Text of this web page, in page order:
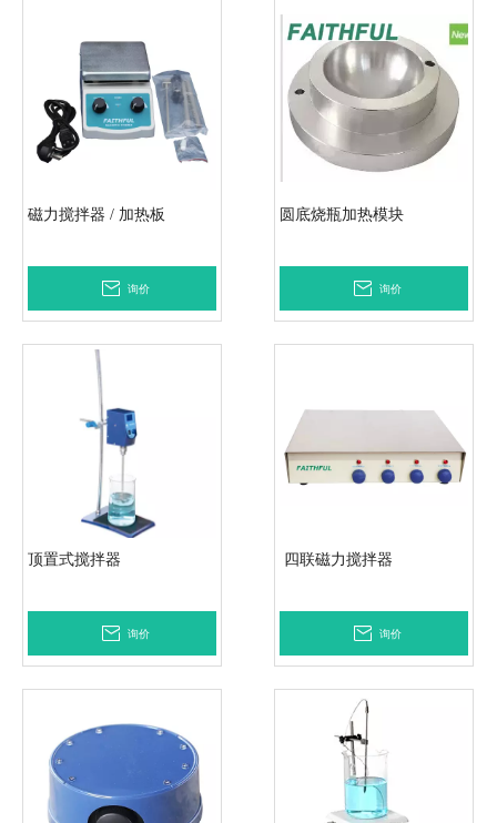
磁力搅拌器 / 加热板
询价
圆底烧瓶加热模块
询价
顶置式搅拌器
询价
四联磁力搅拌器
询价